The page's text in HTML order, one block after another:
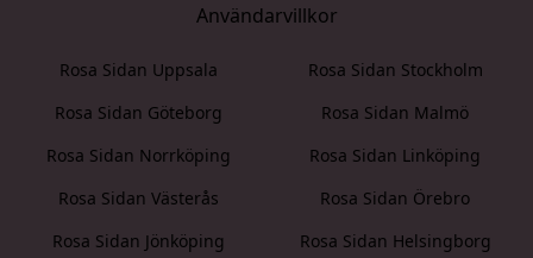
Användarvillkor
Rosa Sidan Uppsala
Rosa Sidan Stockholm
Rosa Sidan Göteborg
Rosa Sidan Malmö
Rosa Sidan Norrköping
Rosa Sidan Linköping
Rosa Sidan Västerås
Rosa Sidan Örebro
Rosa Sidan Jönköping
Rosa Sidan Helsingborg